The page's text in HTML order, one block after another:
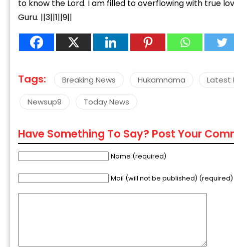
to know the Lord. I am filled to overflowing with true
Guru. ||3||1||9||
Tags: Breaking News Hukamnama Latest
Newsup9 Today News
Have Something To Say? Post Your
Name (required)
Mail (will not be published) (required)